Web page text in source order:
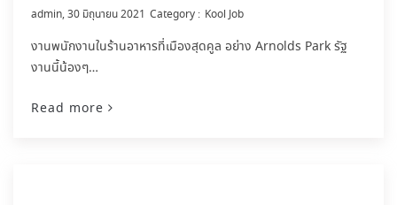
by
admin 30 มิถุนายน 2021 Kool Job
งานพนักงานในร้านอาหารที่เมืองสุดคูล อย่าง Arnolds Park รัฐ
งานนี้น้องๆ…
Read more